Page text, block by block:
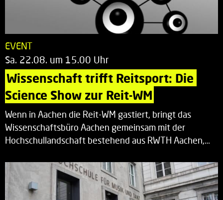
EVENT
Sa. 22.08. um 15.00 Uhr
Wissenschaft trifft Reitsport: Die
Science Show zur Reit-WM
Wenn in Aachen die Reit-WM gastiert, bringt das
Wissenschaftsbüro Aachen gemeinsam mit der
Hochschullandschaft bestehend aus RWTH Aachen,…